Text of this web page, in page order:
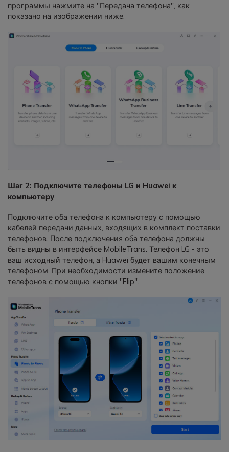
программы нажмите на "Передача телефона", как
показано на изображении ниже.
Шаг 2: Подключите телефоны LG и Huawei к
компьютеру
Подключите оба телефона к компьютеру с помощью
кабелей передачи данных, входящих в комплект поставки
телефонов. После подключения оба телефона должны
быть видны в интерфейсе MobileTrans. Телефон LG - это
ваш исходный телефон, а Huawei будет вашим конечным
телефоном. При необходимости измените положение
телефонов с помощью кнопки "Flip".